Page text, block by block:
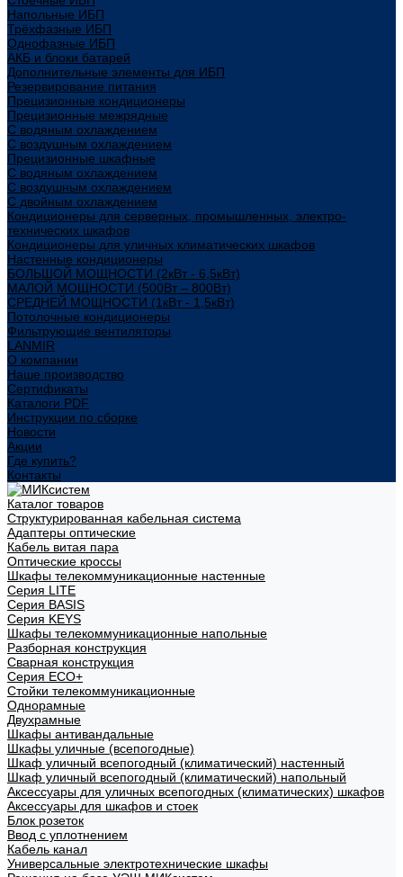
Напольные ИБП
Трёхфазные ИБП
Однофазные ИБП
АКБ и блоки батарей
Дополнительные элементы для ИБП
Резервирование питания
Прецизионные кондиционеры
Прецизионные межрядные
С водяным охлаждением
С воздушным охлаждением
Прецизионные шкафные
С водяным охлаждением
С воздушным охлаждением
С двойным охлаждением
Кондиционеры для серверных, промышленных, электро-
технических шкафов
Кондиционеры для уличных климатических шкафов
Настенные кондиционеры
БОЛЬШОЙ МОЩНОСТИ (2кВт - 6,5кВт)
МАЛОЙ МОЩНОСТИ (500Вт – 800Вт)
СРЕДНЕЙ МОЩНОСТИ (1кВт - 1,5кВт)
Потолочные кондиционеры
Фильтрующие вентиляторы
LANMIR
О компании
Наше производство
Сертификаты
Каталоги PDF
Инструкции по сборке
Новости
Акции
Где купить?
Контакты
Каталог товаров
Структурированная кабельная система
Адаптеры оптические
Кабель витая пара
Оптические кроссы
Шкафы телекоммуникационные настенные
Cерия LITE
Cерия BASIS
Cерия KEYS
Шкафы телекоммуникационные напольные
Разборная конструкция
Сварная конструкция
Серия ECO+
Стойки телекоммуникационные
Однорамные
Двухрамные
Шкафы антивандальные
Шкафы уличные (всепогодные)
Шкаф уличный всепогодный (климатический) настенный
Шкаф уличный всепогодный (климатический) напольный
Аксессуары для уличных всепогодных (климатических) шкафов
Аксессуары для шкафов и стоек
Блок розеток
Ввод с уплотнением
Кабель канал
Универсальные электротехнические шкафы